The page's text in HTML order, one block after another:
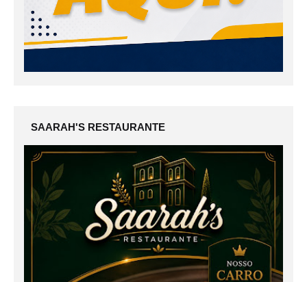
SAARAH'S RESTAURANTE